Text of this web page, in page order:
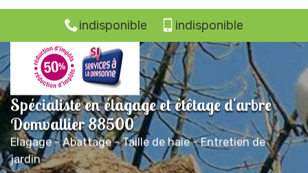
indisponible indisponible
Spécialiste en élagage et étêtage d'arbre
Domvallier 88500
Elagage - Abattage - Taille de haie - Entretien de
jardin